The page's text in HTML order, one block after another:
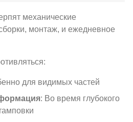
механические
монтаж, и ежедневное
для видимых частей
: Во время глубокого